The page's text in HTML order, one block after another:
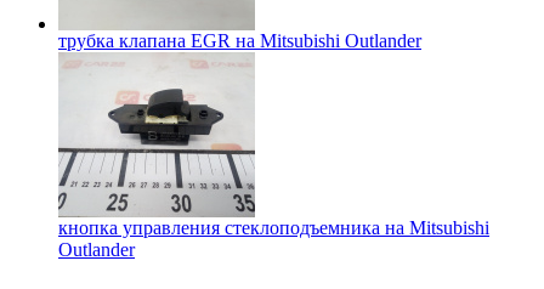
трубка клапана EGR на Mitsubishi Outlander
кнопка управления стеклоподъемника на Mitsubishi
Outlander